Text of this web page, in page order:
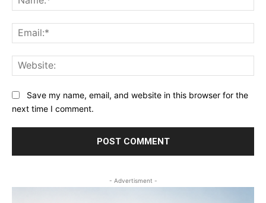
Save my name, email, and website in this browser for the
next time I comment.
- Advertisment -